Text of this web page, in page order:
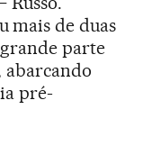
mais de duas
parte
abarcando
pré-